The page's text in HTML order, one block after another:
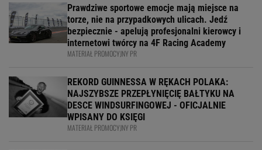
Prawdziwe sportowe emocje mają miejsce na
torze, nie na przypadkowych ulicach. Jedź
bezpiecznie - apelują profesjonalni kierowcy i
internetowi twórcy na 4F Racing Academy
MATERIAŁ PROMOCYJNY PR
REKORD GUINNESSA W RĘKACH POLAKA:
NAJSZYBSZE PRZEPŁYNIĘCIĘ BAŁTYKU NA
DESCE WINDSURFINGOWEJ - OFICJALNIE
WPISANY DO KSIĘGI
MATERIAŁ PROMOCYJNY PR